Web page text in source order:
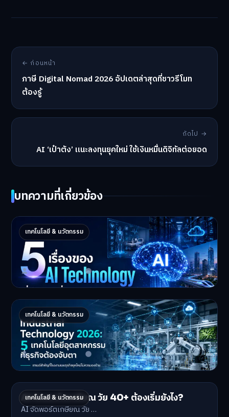
← ก่อนหน้า
ภาษี Digital Nomad 2026 อัปเดตล่าสุดที่ชาวรีโมท
ต้องรู้
ถัดไป →
AI ‘เป๋าตัง’ แนะลงทุนยุคใหม่ ใช้เงินหมื่นดิจิทัลต่อยอด
บทความที่เกี่ยวข้อง
เทคโนโลยี & นวัตกรรม
5 เรื่องของ AI Technology ที่กำลังเปลี่ยนโลก
ในปี 2026
5 AI Technology ที่กำล…
Master Bussiness 2 กรกฎาคม 2026
เทคโนโลยี & นวัตกรรม
Industrial 2026 : 5 เทคโนโลยีอุตสาหกรรมที่
ธุรกิจต้องจับตา
Industrial Technology …
Master Bussiness 1 กรกฎาคม 2026
เทคโนโลยี & นวัตกรรม
AI จัดพอร์ตเกษียณ วัย 40+ ต้องเริ่มยังไง?
AI จัดพอร์ตเกษียณ วัย …